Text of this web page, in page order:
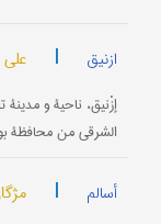
ازنیق | علی
إزْنيق، ناحية و
الشرقي من محافظة
أسالم |